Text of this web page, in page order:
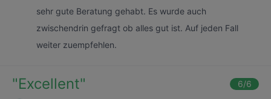
sehr gute Beratung gehabt. Es wurde auch
zwischendrin gefragt ob alles gut ist. Auf jeden Fall
weiter zuempfehlen.
"Excellent" 6/6